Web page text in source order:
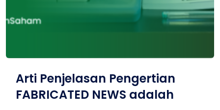
Arti Penjelasan Pengertian
FABRICATED NEWS adalah